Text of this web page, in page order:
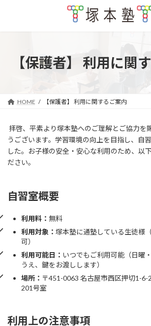
【保護者】 利用に関
HOME 【保護者】 利用に関するご案内
拝啓、平素より塚本塾へのご理解とご協力を
うございます。学習環境の向上を目指し、自
した。お子様の安全・安心な利用のため、以
ださい。
自習室概要
利用料： 無料
利用対象： 塚本塾に通塾している生徒様
可）
利用可能日： いつでもご利用可能（日曜
うえ、鍵をお渡しします）
場所： 〒451-0063 名古屋市西区押切1-6-
201号室
利用上の注意事項